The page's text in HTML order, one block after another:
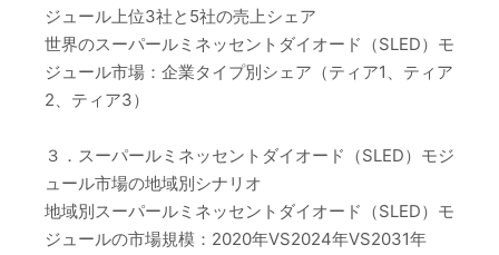
ジュール上位3社と5社の売上シェア
世界のスーパールミネッセントダイオード（SLED）モ
ジュール市場：企業タイプ別シェア（ティア1、ティア
2、ティア3）
３．スーパールミネッセントダイオード（SLED）モジ
ュール市場の地域別シナリオ
地域別スーパールミネッセントダイオード（SLED）モ
ジュールの市場規模：2020年VS2024年VS2031年